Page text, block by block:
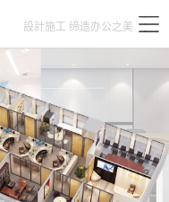
設計施工 缔造办公之美